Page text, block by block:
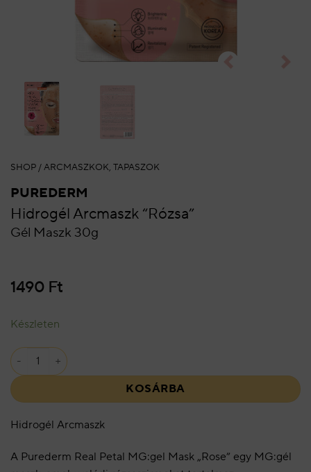
SHOP /ARCMASZKOK, TAPASZOK
PUREDERM
Hidrogél Arcmaszk “Rózsa”
Gél Maszk 30g
1490 Ft
Készleten
Hidrogél Arcmaszk “Rózsa” mennyiség
KOSÁRBA
Hidrogél Arcmaszk
A Purederm Real Petal MG:gel Mask „Rose” egy MG:gél